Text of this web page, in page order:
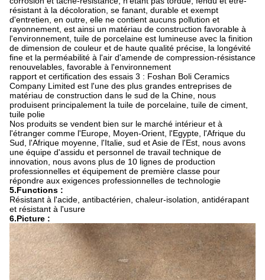
résistant à la décoloration, se fanant, durable et exempt
d'entretien, en outre, elle ne contient aucuns pollution et
rayonnement, est ainsi un matériau de construction favorable à
l'environnement, tuile de porcelaine est lumineuse avec la finition
de dimension de couleur et de haute qualité précise, la longévité
fine et la perméabilité à l'air d'amende de compression-résistance
renouvelables, favorable à l'environnement
rapport et certification des essais 3 : Foshan Boli Ceramics
Company Limited est l'une des plus grandes entreprises de
matériau de construction dans le sud de la Chine, nous
produisent principalement la tuile de porcelaine, tuile de ciment,
tuile polie
Nos produits se vendent bien sur le marché intérieur et à
l'étranger comme l'Europe, Moyen-Orient, l'Egypte, l'Afrique du
Sud, l'Afrique moyenne, l'Italie, sud et Asie de l'Est, nous avons
une équipe d'assidu et personnel de travail technique de
innovation, nous avons plus de 10 lignes de production
professionnelles et équipement de première classe pour
répondre aux exigences professionnelles de technologie
5.Functions :
Résistant à l'acide, antibactérien, chaleur-isolation, antidérapant
et résistant à l'usure
6.Picture :